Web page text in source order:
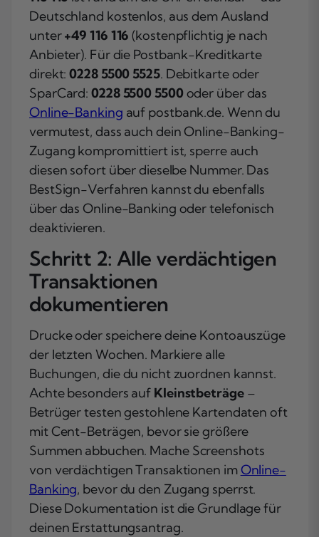
Deutschland kostenlos, aus dem Ausland
unter+49 116 116 (kostenpflichtig je nach
Anbieter). Für die Postbank-Kreditkarte
direkt:0228 5500 5525. Debitkarte oder
SparCard:0228 5500 5500oder über das
Online-Banking auf postbank.de. Wenn du
vermutest, dass auch dein Online-Banking-
Zugang kompromittiert ist, sperre auch
diesen sofort über dieselbe Nummer. Das
BestSign-Verfahren kannst du ebenfalls
über das Online-Banking oder telefonisch
deaktivieren.
Schritt 2: Alle verdächtigen
Transaktionen
dokumentieren
Drucke oder speichere deine Kontoauszüge
der letzten Wochen. Markiere alle
Buchungen, die du nicht zuordnen kannst.
Achte besonders auf Kleinstbeträge–
Betrüger testen gestohlene Kartendaten oft
mit Cent-Beträgen, bevor sie größere
Summen abbuchen. Mache Screenshots
von verdächtigen Transaktionen imOnline-
Banking, bevor du den Zugang sperrst.
Diese Dokumentation ist die Grundlage für
deinen Erstattungsantrag.